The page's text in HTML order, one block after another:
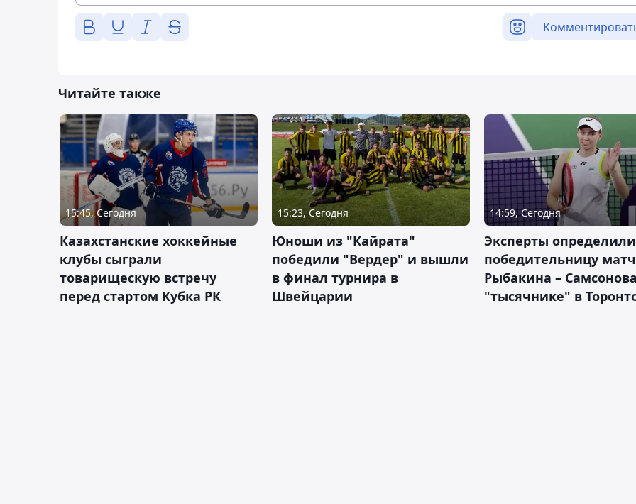
Читайте также
15:45, Сегодня
Казахстанские хоккейные
клубы сыграли
товарищескую встречу
перед стартом Кубка РК
15:23, Сегодня
Юноши из "Кайрата"
победили "Вердер" и вышли
в финал турнира в
Швейцарии
14:59, Сегодня
Эксперты определили
победительницу
Рыбакина –
"тысячнике" в